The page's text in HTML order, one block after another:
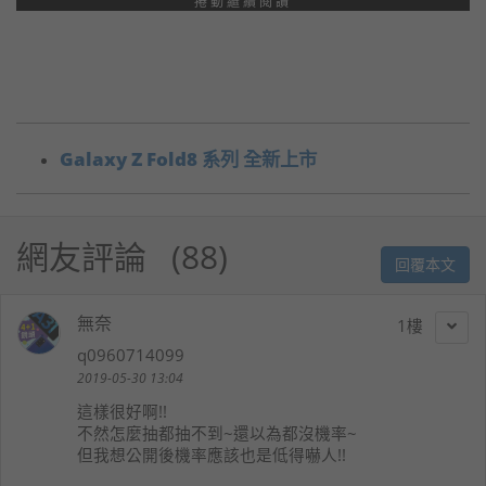
Galaxy Z Fold8 系列 全新上市
網友評論 88 回覆本文
1
無奈
q0960714099
2019-05-30 13:04
這樣很好啊!!
不然怎麼抽都抽不到~還以為都沒機率~
但我想公開後機率應該也是低得嚇人!!